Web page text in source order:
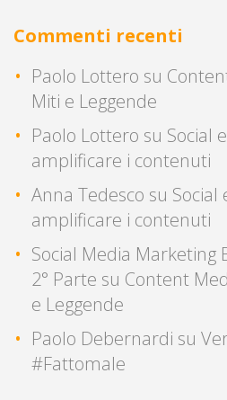
Commenti recenti
Paolo Lottero su
Miti e Leggende
Paolo Lottero su Social
amplificare i contenuti
Anna Tedesco su
amplificare i contenuti
Social Media Marketing
2° Parte su Content
e Leggende
Paolo Debernardi su
#Fattomale